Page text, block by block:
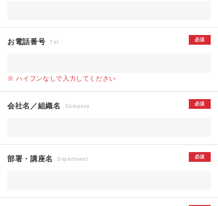
お電話番号 Tel 必須
※ ハイフンなしで入力してください
会社名／組織名 Company 必須
部署・講座名 Department 必須